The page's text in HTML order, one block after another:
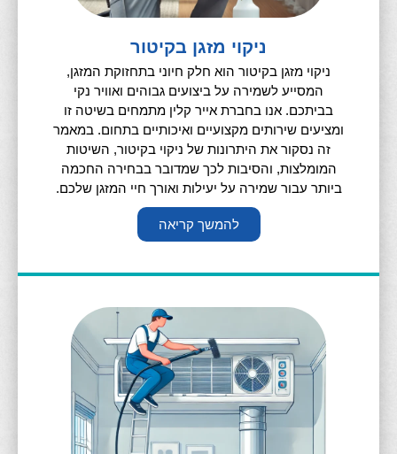
ניקוי מזגן בקיטור
ניקוי מזגן בקיטור הוא חלק חיוני בתחזוקת המזגן,
המסייע לשמירה על ביצועים גבוהים ואוויר נקי
בביתכם. אנו בחברת אייר קלין מתמחים בשיטה זו
ומציעים שירותים מקצועיים ואיכותיים בתחום. במאמר
זה נסקור את היתרונות של ניקוי בקיטור, השיטות
המומלצות, והסיבות לכך שמדובר בבחירה החכמה
ביותר עבור שמירה על יעילות ואורך חיי המזגן שלכם.
להמשך קריאה